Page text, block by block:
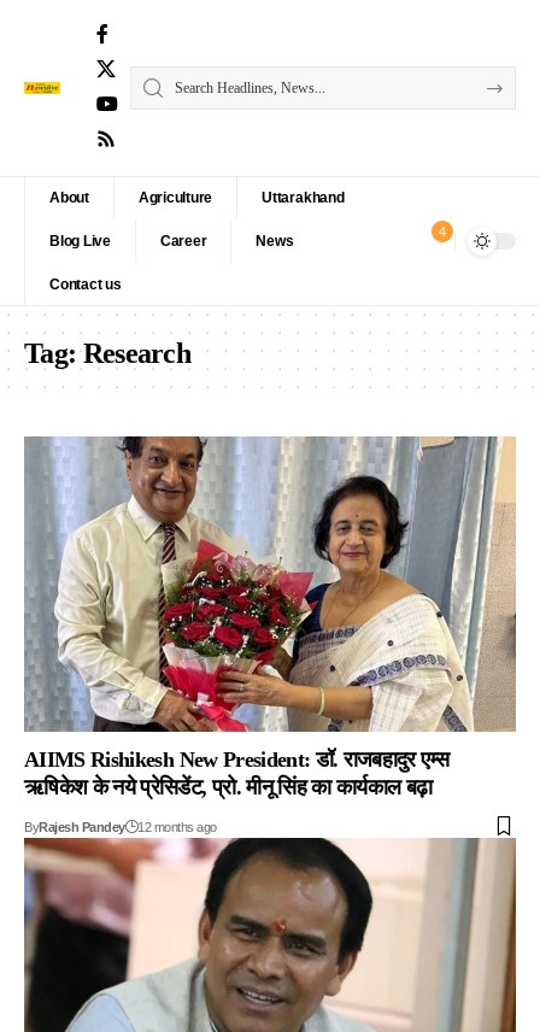
About Agriculture Uttarakhand
Blog Live Career News
Contact us
4
Tag:Research
AIIMS Rishikesh New President: डॉ. राजबहादुर एम्स
ऋषिकेश के नये प्रेसिडेंट, प्रो. मीनू सिंह का कार्यकाल बढ़ा
ByRajesh Pandey 12 months ago